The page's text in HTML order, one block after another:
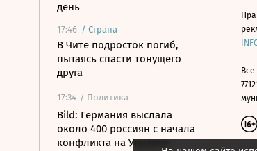
день
17:46 / Страна
В Чите подросток погиб,
пытаясь спасти тонущего
друга
17:34 / Политика
Bild: Германия выслала
около 400 россиян с начала
конфликта на Украине